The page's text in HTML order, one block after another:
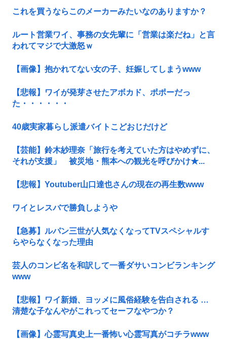
これを買うならこのメーカーみたいなのありますか？
ルート営業ワイ、事務の女先輩に「営業は楽だね」と言
われてマジで大激怒ｗ
【画像】抱かれてない女の子、妊娠してしまうwww
【悲報】ワイが発芽させたアボカド、ポポーだっ
た・・・・・・
40歳実家暮らし派遣バイトこどおじだけど
【芸能】鈴木紗理奈「旅行を考えていた方はやめずに、
それが支援」 被災地・熊本への観光を呼びかけ★...
【悲報】Youtuber山口達也さんの現在の再生数www
ワイとレスバで勝負しようや
【急募】ルパン三世が人気なくなってTVスペシャルす
らやらなくなった理由
芸人のコンビ名を和訳して一番ダサいコンビランキング
www
【悲報】ワイ新婚、ヨッメに風俗経験を告白される …
清楚な子なんやがこれってセーフなやつか？
【画像】心霊写真史上一番怖い心霊写真がコチラwww